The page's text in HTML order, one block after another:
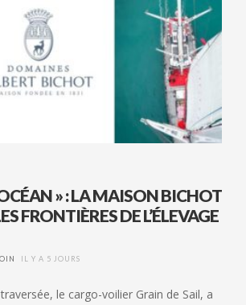
» : LA MAISON BICHOT
FRONTIÈRES DE L’ÉLEVAGE
IL Y A 5 JOURS
le cargo-voilier Grain de Sail, a